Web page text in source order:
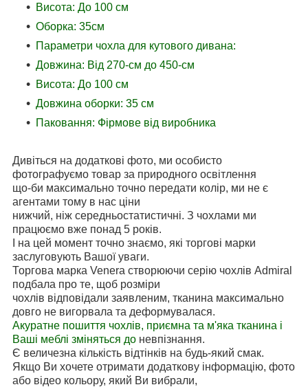
Висота: До 100 см
Оборка: 35см
Параметри чохла для кутового дивана:
Довжина: Від 270-см до 450-см
Висота: До 100 см
Довжина оборки: 35 см
Паковання: Фірмове від виробника
Дивіться на додаткові фото, ми особисто
фотографуємо товар за природного освітлення
що-би максимально точно передати колір, ми не є
агентами тому в нас ціни
нижчий, ніж середньостатистичні. З чохлами ми
працюємо вже понад 5 років.
І на цей момент точно знаємо, які торгові марки
заслуговують Вашої уваги.
Торгова марка Venera створюючи серію чохлів Admiral
подбала про те, щоб розміри
чохлів відповідали заявленим, тканина максимально
довго не вигорвала та деформувалася.
Акуратне пошиття чохлів, приємна та м'яка тканина і
Ваші меблі зміняться до невпізнання.
Є величезна кількість відтінків на будь-який смак.
Якщо Ви хочете отримати додаткову інформацію, фото
або відео кольору, який Ви вибрали,